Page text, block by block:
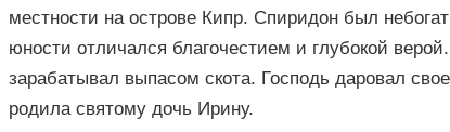
местности на острове Кипр. Спиридон был
юности отличался благочестием и глубокой
зарабатывал выпасом скота. Господь даровал
родила святому дочь Ирину.